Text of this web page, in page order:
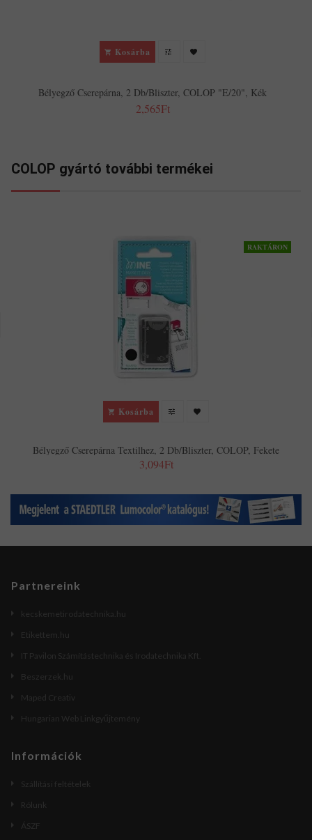
Kosárba
Bélyegző Cserepárna, 2 Db/bliszter, COLOP "E/20", Kék
2,565Ft
COLOP gyártó további termékei
RAKTÁRON
Kosárba
Bélyegző Cserepárna Textilhez, 2 Db/bliszter, COLOP, Fekete
3,094Ft
Partnereink
kecskemetirodatechnika.hu
Etikettem.hu
IT Pavilon Számítástechnika és Irodatechnika Kft.
Beszerzek.hu
Maped Creativ
Hungarian Web Linkgyűjtemény
Információk
Szállítási feltételek
Rólunk
ÁSZF